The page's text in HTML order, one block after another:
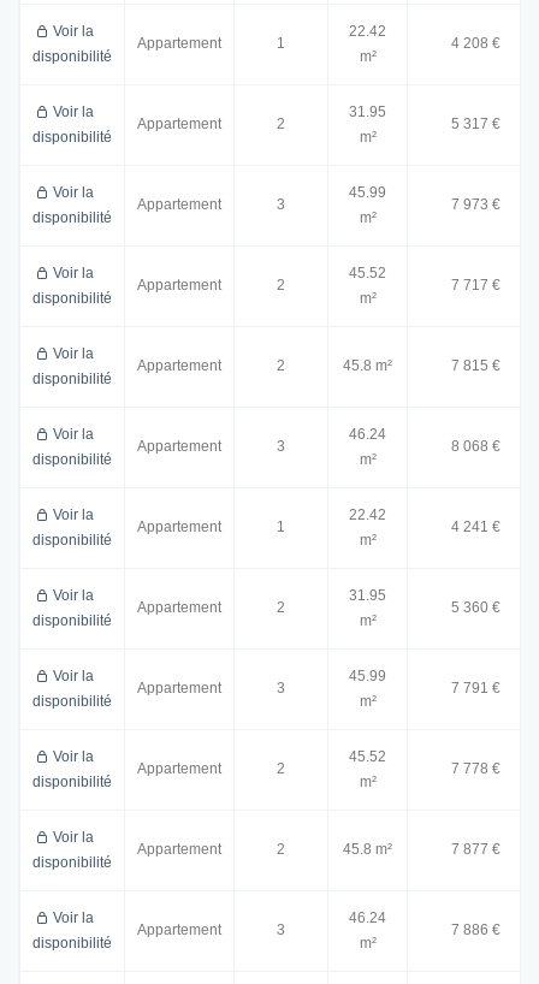
Voir la
disponibilité
Appartement 1
22.42
m²
4 208 €
Voir la
disponibilité
Appartement 2
31.95
m²
5 317 €
Voir la
disponibilité
Appartement 3
45.99
m²
7 973 €
Voir la
disponibilité
Appartement 2
45.52
m²
7 717 €
Voir la
disponibilité
Appartement 2 45.8 m² 7 815 €
Voir la
disponibilité
Appartement 3
46.24
m²
8 068 €
Voir la
disponibilité
Appartement 1
22.42
m²
4 241 €
Voir la
disponibilité
Appartement 2
31.95
m²
5 360 €
Voir la
disponibilité
Appartement 3
45.99
m²
7 791 €
Voir la
disponibilité
Appartement 2
45.52
m²
7 778 €
Voir la
disponibilité
Appartement 2 45.8 m² 7 877 €
Voir la
disponibilité
Appartement 3
46.24
m²
7 886 €